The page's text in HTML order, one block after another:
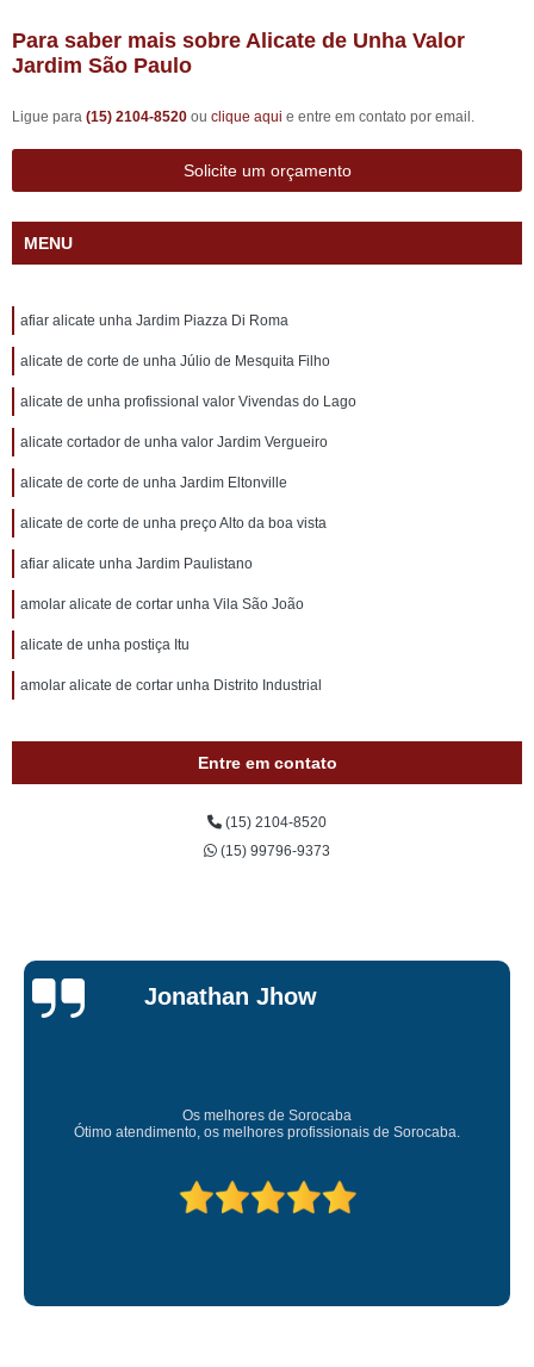
Para saber mais sobre Alicate de Unha Valor
Jardim São Paulo
Ligue para (15) 2104-8520 ou clique aqui e entre em contato por email.
Solicite um orçamento
MENU
afiar alicate unha Jardim Piazza Di Roma
alicate de corte de unha Júlio de Mesquita Filho
alicate de unha profissional valor Vivendas do Lago
alicate cortador de unha valor Jardim Vergueiro
alicate de corte de unha Jardim Eltonville
alicate de corte de unha preço Alto da boa vista
afiar alicate unha Jardim Paulistano
amolar alicate de cortar unha Vila São João
alicate de unha postiça Itu
amolar alicate de cortar unha Distrito Industrial
Entre em contato
(15) 2104-8520
(15) 99796-9373
Jonathan Jhow
Os melhores de Sorocaba
Ótimo atendimento, os melhores profissionais de Sorocaba.